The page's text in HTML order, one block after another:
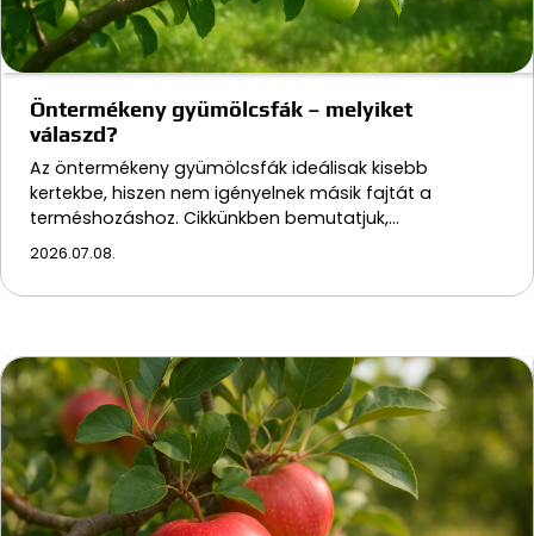
Öntermékeny gyümölcsfák – melyiket
válaszd?
Az öntermékeny gyümölcsfák ideálisak kisebb
kertekbe, hiszen nem igényelnek másik fajtát a
terméshozáshoz. Cikkünkben bemutatjuk,…
2026.07.08.